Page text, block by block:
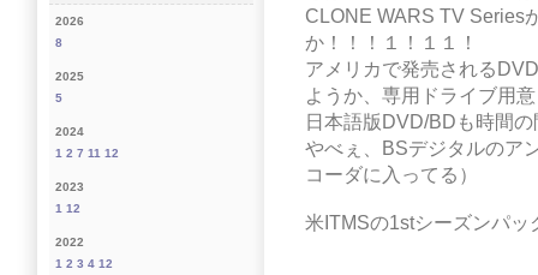
CLONE WARS TV Series
か！！！１！１１！
アメリカで発売される
ようか、専用ドライブ用
日本語版DVD/BDも時間の
やべぇ、BSデジタルのア
コーダに入ってる）
米ITMSの1stシーズンパ
2026
8
2025
5
2024
1 2 7 11 12
2023
1 12
2022
1 2 3 4 12